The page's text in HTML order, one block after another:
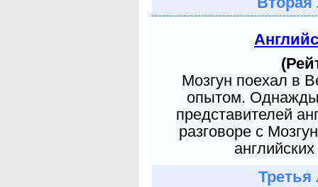
Мозгун поехал в
опытом. Однажды
представителей
разговоре с
Третья